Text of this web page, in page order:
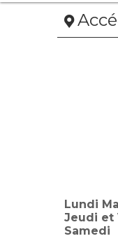
Lundi
Jeudi et
Samedi